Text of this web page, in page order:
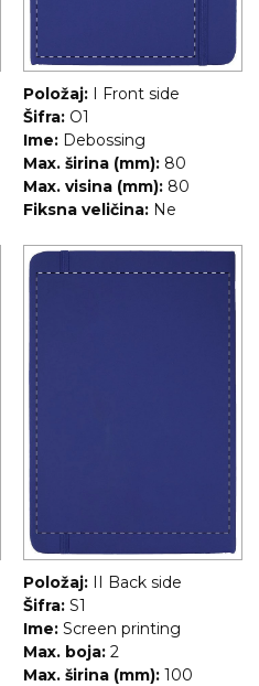
Položaj: I Front side
Šifra: O1
Ime: Debossing
Max. širina (mm): 80
Max. visina (mm): 80
Fiksna veličina: Ne
Položaj: II Back side
Šifra: S1
Ime: Screen printing
Max. boja: 2
Max. širina (mm): 100